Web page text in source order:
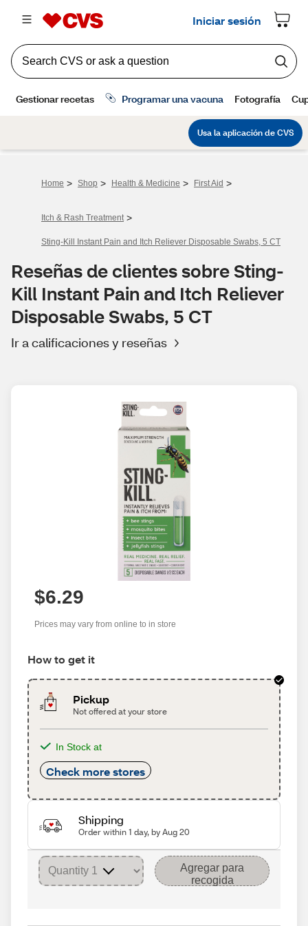
Home > Shop > Health & Medicine > First Aid >
Itch & Rash Treatment >
Sting-Kill Instant Pain and Itch Reliever Disposable Swabs, 5 CT
Reseñas de clientes sobre Sting-
Kill Instant Pain and Itch Reliever
Disposable Swabs, 5 CT
Ir a calificaciones y reseñas
$6.29
Prices may vary from online to in store
How to get it
Pickup
Not offered at your store
In Stock at
Check more stores
Shipping
Order within 1 day, by Aug 20
Agregar para
recogida